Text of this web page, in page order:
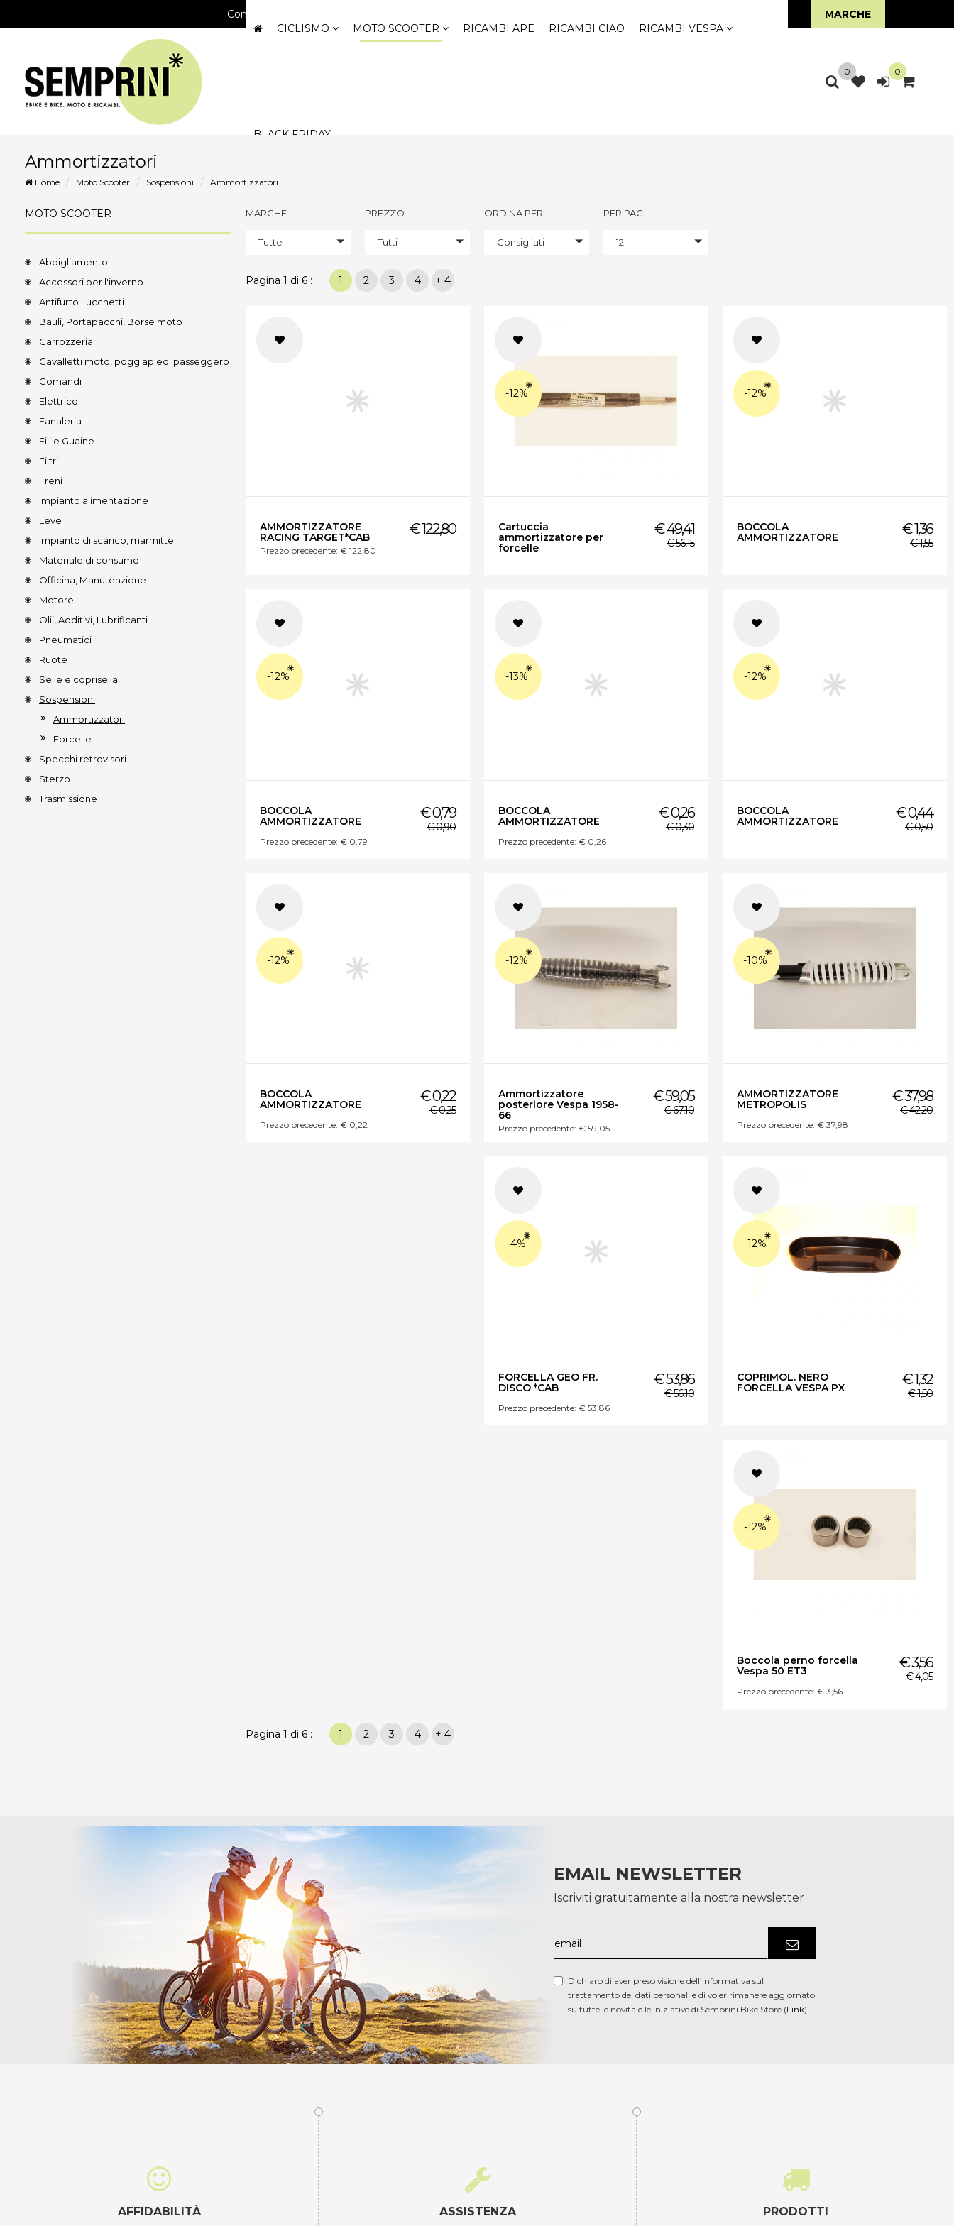
Consegna gratuita per ordini ricambi superiori a 99€* - PREZZI VALIDI SOLO ONLINE
MARCHE
CICLISMO
MOTO SCOOTER RICAMBI APE RICAMBI CIAO RICAMBI VESPA
BLACK FRIDAY
0 0
Ammortizzatori
Home Moto Scooter Sospensioni Ammortizzatori
MOTO SCOOTER
Abbigliamento
Accessori per l'inverno
Antifurto Lucchetti
Bauli, Portapacchi, Borse moto
Carrozzeria
Cavalletti moto, poggiapiedi passeggero
Comandi
Elettrico
Fanaleria
Fili e Guaine
Filtri
Freni
Impianto alimentazione
Leve
Impianto di scarico, marmitte
Materiale di consumo
Officina, Manutenzione
Motore
Olii, Additivi, Lubrificanti
Pneumatici
Ruote
Selle e coprisella
Sospensioni
Ammortizzatori
Forcelle
Specchi retrovisori
Sterzo
Trasmissione
MARCHE
Tutte
PREZZO
Tutti
ORDINA PER
Consigliati
PER PAG
12
Pagina 1 di 6 : 1 2 3 4 + 4
AMMORTIZZATORE
RACING TARGET*CAB
€ 122,80
Prezzo precedente: € 122,80
-12%
Cartuccia
ammortizzatore per
forcelle
€ 49,41
€ 56,15
-12%
BOCCOLA
AMMORTIZZATORE
€ 1,36
€ 1,55
-12%
BOCCOLA
AMMORTIZZATORE
€ 0,79
€ 0,90
Prezzo precedente: € 0,79
-13%
BOCCOLA
AMMORTIZZATORE
€ 0,26
€ 0,30
Prezzo precedente: € 0,26
-12%
BOCCOLA
AMMORTIZZATORE
€ 0,44
€ 0,50
-12%
BOCCOLA
AMMORTIZZATORE
€ 0,22
€ 0,25
Prezzo precedente: € 0,22
-12%
Ammortizzatore
posteriore Vespa 1958-
66
€ 59,05
€ 67,10
Prezzo precedente: € 59,05
-10%
AMMORTIZZATORE
METROPOLIS
€ 37,98
€ 42,20
Prezzo precedente: € 37,98
-4%
FORCELLA GEO FR.
DISCO *CAB
€ 53,86
€ 56,10
Prezzo precedente: € 53,86
-12%
COPRIMOL. NERO
FORCELLA VESPA PX
€ 1,32
€ 1,50
-12%
Boccola perno forcella
Vespa 50 ET3
€ 3,56
€ 4,05
Prezzo precedente: € 3,56
Pagina 1 di 6 : 1 2 3 4 + 4
EMAIL NEWSLETTER
Iscriviti gratuitamente alla nostra newsletter
Dichiaro di aver preso visione dell’informativa sul
trattamento dei dati personali e di voler rimanere aggiornato
su tutte le novità e le iniziative di Semprini Bike Store (Link)
AFFIDABILITÀ ASSISTENZA PRODOTTI